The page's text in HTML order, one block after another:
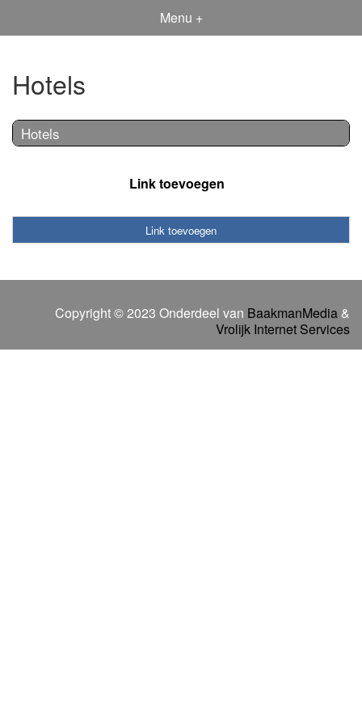
Menu +
Hotels
Hotels
Link toevoegen
Link toevoegen
Copyright © 2023 Onderdeel van BaakmanMedia &
Vrolijk Internet Services